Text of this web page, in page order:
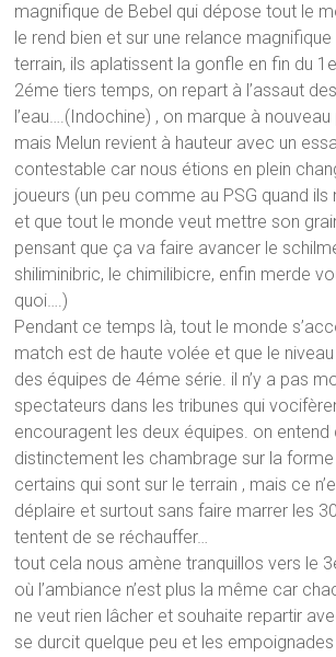
magnifique de Bebel qui dépose tout le
le rend bien et sur une relance magnifique
terrain, ils aplatissent la gonfle en fin du
2éme tiers temps, on repart à l’assaut
l’eau….(Indochine) , on marque à
mais Melun revient à hauteur avec un
contestable car nous étions en plein
joueurs (un peu comme au PSG quand
et que tout le monde veut mettre son
pensant que ça va faire avancer le
shiliminibric, le chimilibicre, enfin merde
quoi….)
Pendant ce temps là, tout le monde
match est de haute volée et que le niveau
des équipes de 4éme série. il n’y a pas
spectateurs dans les tribunes qui
encouragent les deux équipes. on
distinctement les chambrage sur la
certains qui sont sur le terrain , mais ce
déplaire et surtout sans faire marrer les
tentent de se réchauffer…
tout cela nous amène tranquillos vers le
où l’ambiance n’est plus la même car
ne veut rien lâcher et souhaite repartir
se durcit quelque peu et les